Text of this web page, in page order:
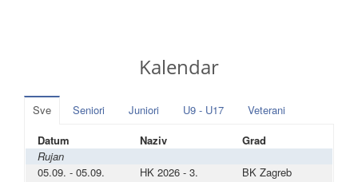
Kalendar
Sve Seniori Juniori U9 - U17
Veterani
Datum
Naziv
Grad
Rujan
05.09. - 05.09.
HK 2026 - 3.
BK Zagreb